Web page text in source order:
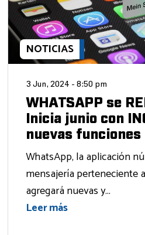
NOTICIAS
3 Jun, 2024 - 8:50 pm
WHATSAPP se
Inicia junio con
nuevas funciones
WhatsApp, la aplicación
mensajería perteneciente
agregará nuevas y...
Leer más